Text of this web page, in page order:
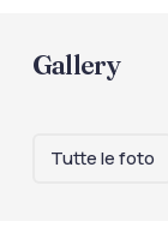
Gallery
Tutte le foto